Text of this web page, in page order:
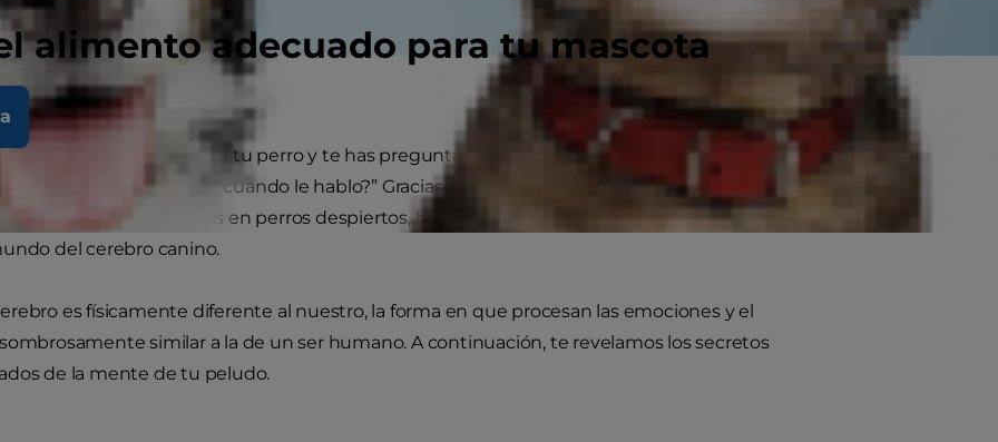
alimento adecuado para tu mascota
has quedado mirando a tu perro y te has preguntado: “¿Qué estará pasando por su
me entiende cuando le hablo?” Gracias a los avances de la ciencia y a estudios
resonancias magnéticas en perros despiertos, hoy sabemos más que nunca sobre el
del cerebro canino.
es físicamente diferente al nuestro, la forma en que procesan las emociones y el
similar a la de un ser humano. A continuación, te revelamos los secretos
de la mente de tu peludo.